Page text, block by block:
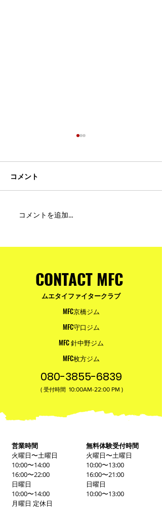
MFC DREAM FIGHT 24にご
皆様へ
コメント
コメントを追加…
CONTACT MFC
ムエタイファイタークラブ
MFC京橋ジム
MFC守口ジム
MFC 針中野ジム
MFC枚方ジム
080-3855-6839
( 受付時間 10:00AM-22:00​ PM )
営業時間
火曜日〜土曜日
10:00〜14:00
16:00〜22:00
日曜日
10:00〜14:00
月曜日 定休日
無料体験受付時間
火曜日〜土曜日
10:00〜13:00
16:00〜21:00
日曜日
10:00〜13:00